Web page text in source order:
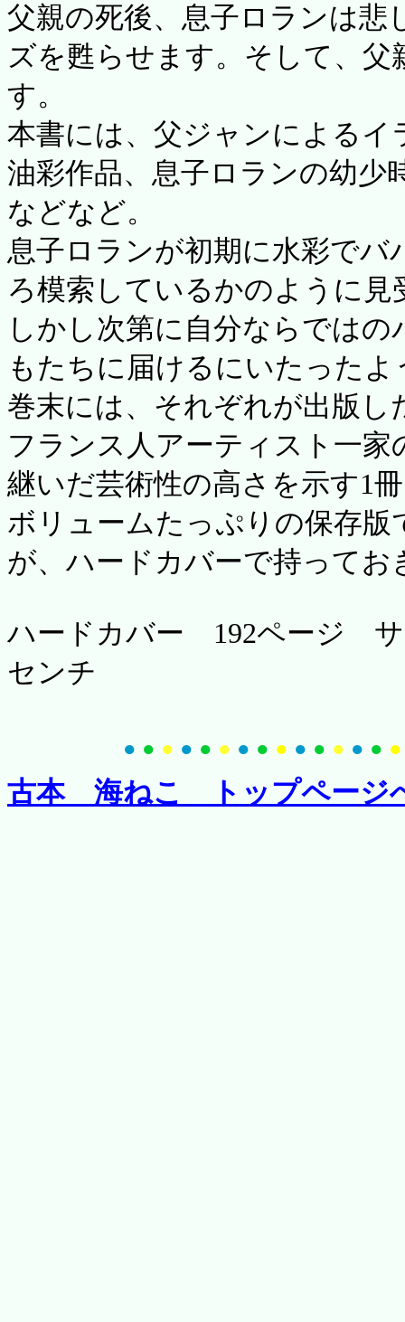
父親の死後、息子ロランは悲
ズを甦らせます。そして、
す。
本書には、父ジャンによる
油彩作品、息子ロランの幼少
などなど。
息子ロランが初期に水彩で
ろ模索しているかのように見
しかし次第に自分ならでは
もたちに届けるにいたったよ
巻末には、それぞれが出版し
フランス人アーティスト一
継いだ芸術性の高さを示す1
ボリュームたっぷりの保存
が、ハードカバーで持ってお
ハードカバー 192ページ
センチ
● ● ● ● ● ● ● ● ● ● ● ● ● ● ●
古本 海ねこ トップページ